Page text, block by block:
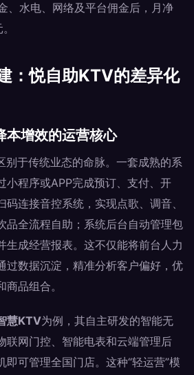
、水电、网络及平台佣金后，月净
：悦自助KTV的差异化
本增效的运营核心
别于传统业态的命脉。一套成熟的系
小程序或APP完成预订、支付、开
连接音控系统，实现点歌、调音、
品全流程自助；系统后台自动管理包
生成经营报表。这不仅能将前台人力
过数据沉淀，精准分析客户偏好，优
品组合。
慧KTV为例，其自主研发的智能无
联网门控、智能电表和云端管理后
即可管理全国门店。这种“轻运营”模